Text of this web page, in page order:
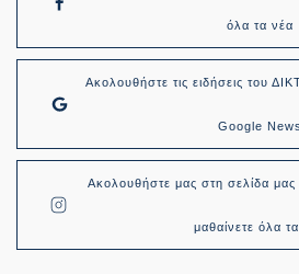
όλα τα νέα
Ακολουθήστε τις ειδήσεις του
Google News
Ακολουθήστε μας στη σελίδα
μαθαίνετε όλα